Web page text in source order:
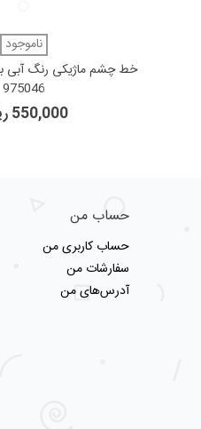
دوست داشتن
ناموجود
خط چشم ماژیکی رنگ آبی
975046
550,000 ریال
حساب من
حساب کاربری من
سفارشات من
آدرس‌های من